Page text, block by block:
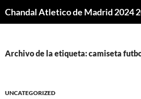
Archivo de la etiqueta: camiseta
UNCATEGORIZED